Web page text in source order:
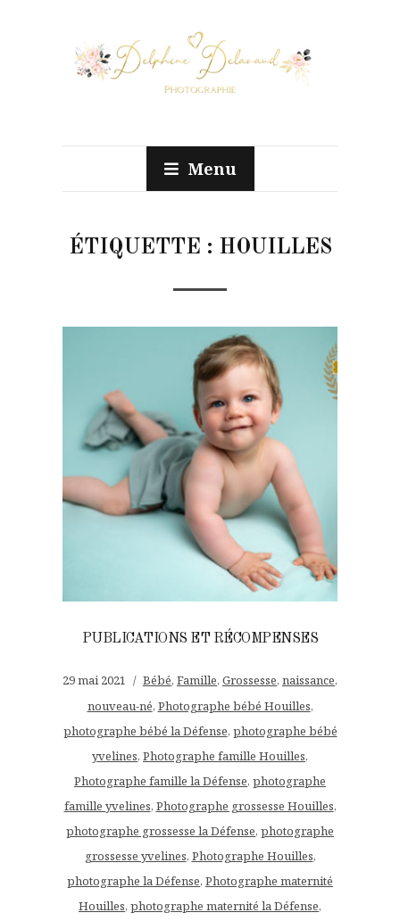
Menu
ÉTIQUETTE : HOUILLES
PUBLICATIONS ET RÉCOMPENSES
29 mai 2021 Bébé, Famille, Grossesse, naissance,
nouveau-né, Photographe bébé Houilles,
photographe bébé la Défense, photographe bébé
yvelines, Photographe famille Houilles,
Photographe famille la Défense, photographe
famille yvelines, Photographe grossesse Houilles,
photographe grossesse la Défense, photographe
grossesse yvelines, Photographe Houilles,
photographe la Défense, Photographe maternité
Houilles, photographe maternité la Défense,